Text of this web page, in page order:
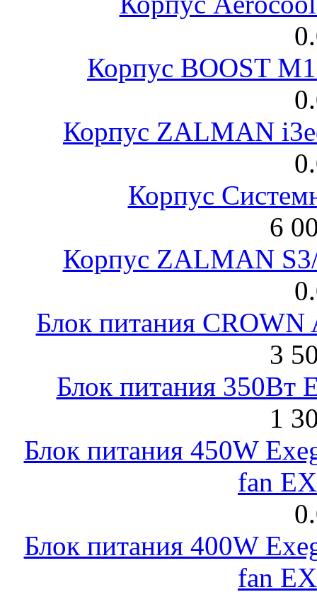
Корпус BOOST
Корпус ZALMAN
Корпус
6
Корпус ZALMAN
Блок питания
3
Блок питания 350Вт
1
Блок питания 450W
fan
Блок питания 400W
fan